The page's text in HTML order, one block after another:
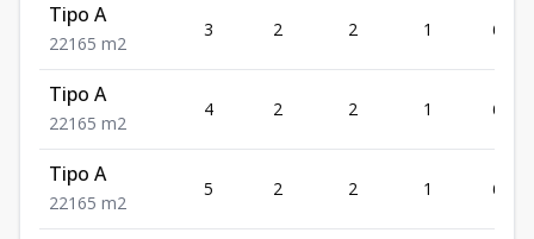
Tipo A
221 65 m2
3 2 2 1 65
Tipo A
221 65 m2
4 2 2 1 65
Tipo A
221 65 m2
5 2 2 1 65